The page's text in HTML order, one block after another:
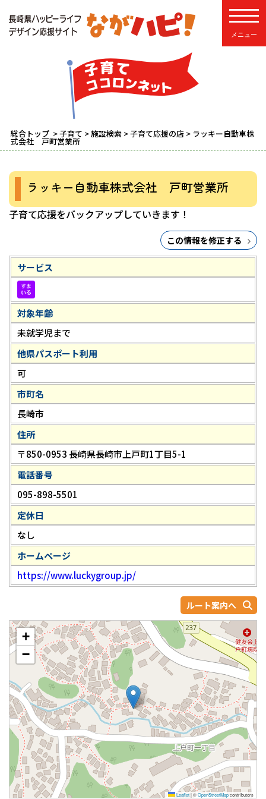
総合トップ >子育て >施設検索 >子育て応援の店 > ラッキー自動車株
式会社 戸町営業所
ラッキー自動車株式会社 戸町営業所
子育て応援をバックアップしていきます！
この情報を修正する
サービス
対象年齢
未就学児まで
他県パスポート利用
可
市町名
長崎市
住所
〒850-0953 長崎県長崎市上戸町1丁目5-1
電話番号
095-898-5501
定休日
なし
ホームページ
https://www.luckygroup.jp/
ルート案内へ
+
−
Leaflet|©OpenStreetMapcontributors